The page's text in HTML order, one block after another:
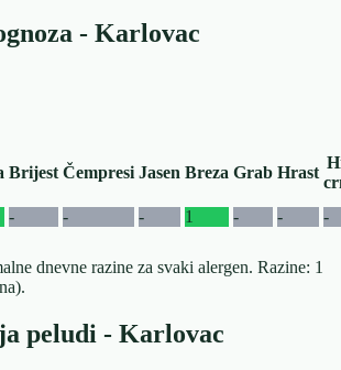
- Karlovac
Brijest Čempresi Jasen Breza Grab Hrast
- - - 1 - - -
dnevne razine za svaki alergen. Razine: 1
peludi - Karlovac